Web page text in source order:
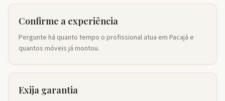
Confirme a experiência
Pergunte há quanto tempo o profissional atua em Pacajá e
quantos móveis já montou.
Exija garantia